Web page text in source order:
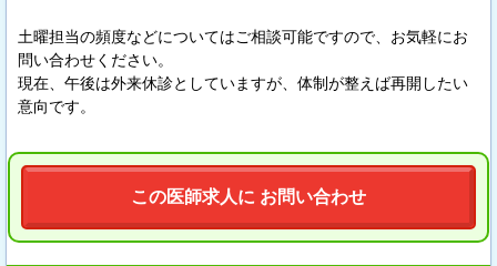
土曜担当の頻度などについてはご相談可能ですので、お気軽にお
問い合わせください。
現在、午後は外来休診としていますが、体制が整えば再開したい
意向です。
この医師求人に お問い合わせ